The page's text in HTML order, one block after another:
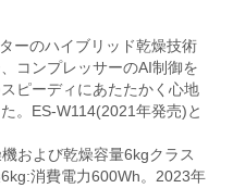
ーのハイブリッド乾燥技術
コンプレッサーのAI制御を
ピーディにあたたかく心地
。ES-W114(2021年発売)と
および乾燥容量6kgクラス
消費電力600Wh。2023年